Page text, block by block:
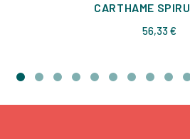
CARTHAME
56,33 €